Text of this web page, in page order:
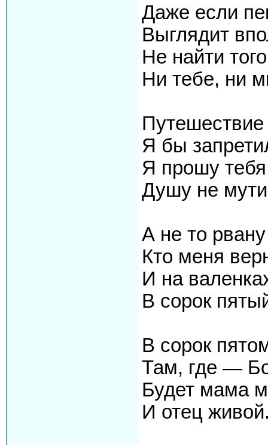
Даже если
Выглядит
Не найти
Ни тебе, ни
Путешествие
Я бы
Я прошу
Душу не
А не то
Кто меня
И на
В сорок
В сорок
Там, где —
Будет мама
И отец